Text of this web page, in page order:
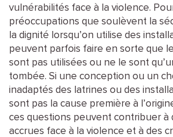
vulnérabilités face à la violence.
préoccupations que soulèvent la
la dignité lorsqu’on utilise des
peuvent parfois faire en sorte que
sont pas utilisées ou ne le sont
tombée. Si une conception ou un
inadaptés des latrines ou des
sont pas la cause première à
ces questions peuvent contribuer à
accrues face à la violence et à des